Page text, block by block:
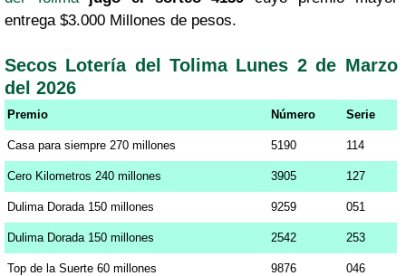
entrega $3.000 Millones de pesos.
Secos Lotería del Tolima Lunes 2 de Marzo
del 2026
Premio Número Serie
Casa para siempre 270 millones 5190 114
Cero Kilometros 240 millones 3905 127
Dulima Dorada 150 millones 9259 051
Dulima Dorada 150 millones 2542 253
Top de la Suerte 60 millones 9876 046